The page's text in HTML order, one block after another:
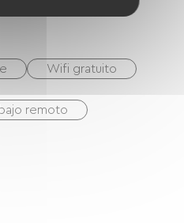
Wifi gratuito
remoto